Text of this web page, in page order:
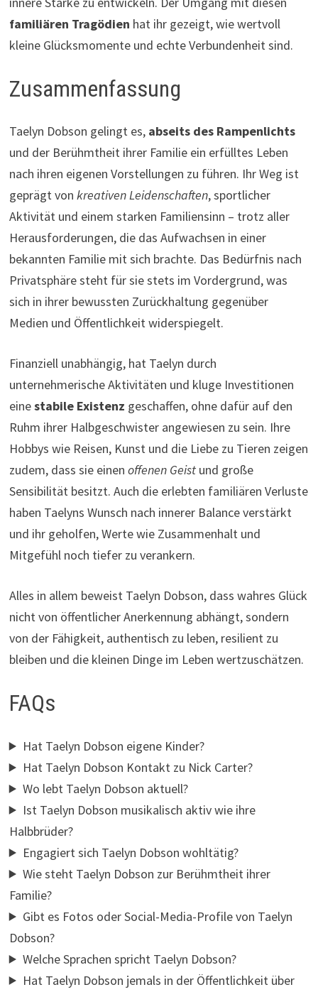
familiären Tragödien hat ihr gezeigt, wie wertvoll
kleine Glücksmomente und echte Verbundenheit sind.
Zusammenfassung
Taelyn Dobson gelingt es, abseits des Rampenlichts
und der Berühmtheit ihrer Familie ein erfülltes Leben
nach ihren eigenen Vorstellungen zu führen. Ihr Weg ist
geprägt von kreativen Leidenschaften, sportlicher
Aktivität und einem starken Familiensinn – trotz aller
Herausforderungen, die das Aufwachsen in einer
bekannten Familie mit sich brachte. Das Bedürfnis nach
Privatsphäre steht für sie stets im Vordergrund, was
sich in ihrer bewussten Zurückhaltung gegenüber
Medien und Öffentlichkeit widerspiegelt.
Finanziell unabhängig, hat Taelyn durch
unternehmerische Aktivitäten und kluge Investitionen
einestabile Existenz geschaffen, ohne dafür auf den
Ruhm ihrer Halbgeschwister angewiesen zu sein. Ihre
Hobbys wie Reisen, Kunst und die Liebe zu Tieren zeigen
zudem, dass sie einen offenen Geistund große
Sensibilität besitzt. Auch die erlebten familiären Verluste
haben Taelyns Wunsch nach innerer Balance verstärkt
und ihr geholfen, Werte wie Zusammenhalt und
Mitgefühl noch tiefer zu verankern.
Alles in allem beweist Taelyn Dobson, dass wahres Glück
nicht von öffentlicher Anerkennung abhängt, sondern
von der Fähigkeit, authentisch zu leben, resilient zu
bleiben und die kleinen Dinge im Leben wertzuschätzen.
FAQs
Hat Taelyn Dobson eigene Kinder?
Hat Taelyn Dobson Kontakt zu Nick Carter?
Wo lebt Taelyn Dobson aktuell?
Ist Taelyn Dobson musikalisch aktiv wie ihre
Halbbrüder?
Engagiert sich Taelyn Dobson wohltätig?
Wie steht Taelyn Dobson zur Berühmtheit ihrer
Familie?
Gibt es Fotos oder Social-Media-Profile von Taelyn
Dobson?
Welche Sprachen spricht Taelyn Dobson?
Hat Taelyn Dobson jemals in der Öffentlichkeit über